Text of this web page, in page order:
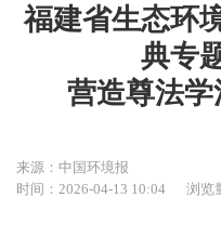
福建省生态环
典专
营造尊法学
来源：中国环境报
时间：2026-04-13 10:04
浏览